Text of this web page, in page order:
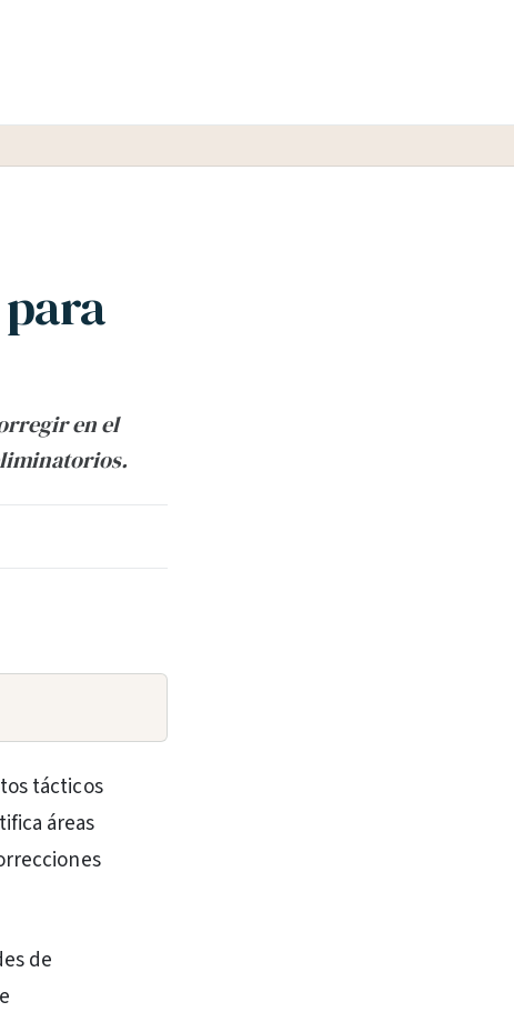
en el
tácticos
áreas
de